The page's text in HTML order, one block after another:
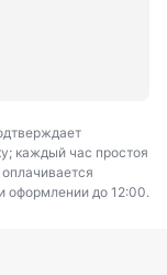
каждый час простоя
оформлении до 12:00.